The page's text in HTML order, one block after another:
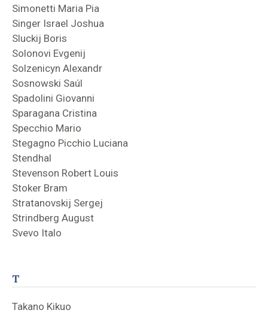
Simonetti Maria Pia
Singer Israel Joshua
Sluckij Boris
Solonovi Evgenij
Solzenicyn Alexandr
Sosnowski Saúl
Spadolini Giovanni
Sparagana Cristina
Specchio Mario
Stegagno Picchio Luciana
Stendhal
Stevenson Robert Louis
Stoker Bram
Stratanovskij Sergej
Strindberg August
Svevo Italo
T
Takano Kikuo